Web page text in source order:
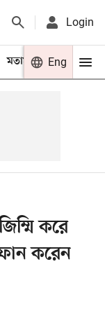
Login
মতামত খেলা
Eng
করে
করেন